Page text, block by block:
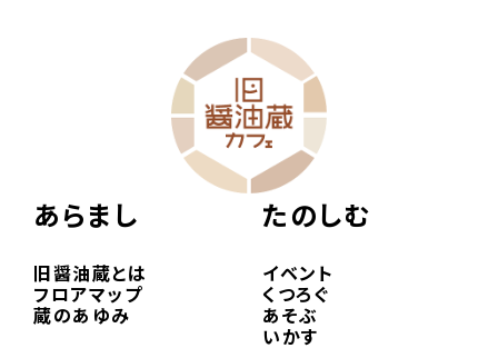
あらまし
旧醤油蔵とは
フロアマップ
蔵のあゆみ
たのしむ
イベント
くつろぐ
あそぶ
いかす